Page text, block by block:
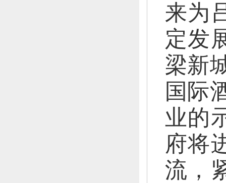
来为
定发
梁新
国际
业的
府将
流，